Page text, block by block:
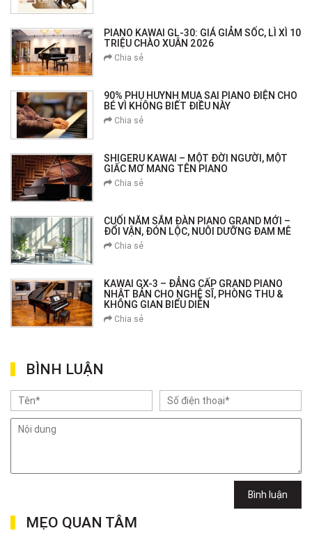
PIANO KAWAI GL-30: GIÁ GIẢM SỐC, LÌ XÌ 10
TRIỆU CHÀO XUÂN 2026
Chia sẻ
90% PHỤ HUYNH MUA SAI PIANO ĐIỆN CHO
BÉ VÌ KHÔNG BIẾT ĐIỀU NÀY
Chia sẻ
SHIGERU KAWAI – MỘT ĐỜI NGƯỜI, MỘT
GIẤC MƠ MANG TÊN PIANO
Chia sẻ
CUỐI NĂM SẮM ĐÀN PIANO GRAND MỚI –
ĐỔI VẬN, ĐÓN LỘC, NUÔI DƯỠNG ĐAM MÊ
Chia sẻ
KAWAI GX-3 – ĐẲNG CẤP GRAND PIANO
NHẬT BẢN CHO NGHỆ SĨ, PHÒNG THU &
KHÔNG GIAN BIỂU DIỄN
Chia sẻ
BÌNH LUẬN
Bình luận
MẸO QUAN TÂM